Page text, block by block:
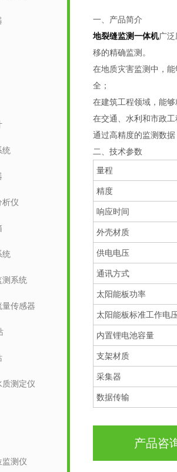
统
析仪
统
测系统
传感器
测定仪
监测仪
一、产品简介
地裂缝监测一体机广泛
移的精确监测。
在地质灾害监测中，
全；
在建筑工程领域，能
在交通、水利和市政
通过高精度的监测数
二、技术参数
量程
精度
响应时间
外壳材质
供电电压
通讯方式
太阳能板功率
太阳能板标准工作电
内置锂电池容量
支架材质
采集器
数据传输
产品咨